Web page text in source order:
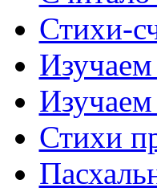
Стихи-
Стихи